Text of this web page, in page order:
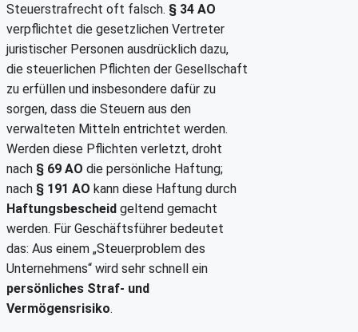
Steuerstrafrecht oft falsch. § 34 AO
verpflichtet die gesetzlichen Vertreter
juristischer Personen ausdrücklich dazu,
die steuerlichen Pflichten der Gesellschaft
zu erfüllen und insbesondere dafür zu
sorgen, dass die Steuern aus den
verwalteten Mitteln entrichtet werden.
Werden diese Pflichten verletzt, droht
nach § 69 AO die persönliche Haftung;
nach § 191 AO kann diese Haftung durch
Haftungsbescheid geltend gemacht
werden. Für Geschäftsführer bedeutet
das: Aus einem „Steuerproblem des
Unternehmens“ wird sehr schnell ein
persönliches Straf- und
Vermögensrisiko.